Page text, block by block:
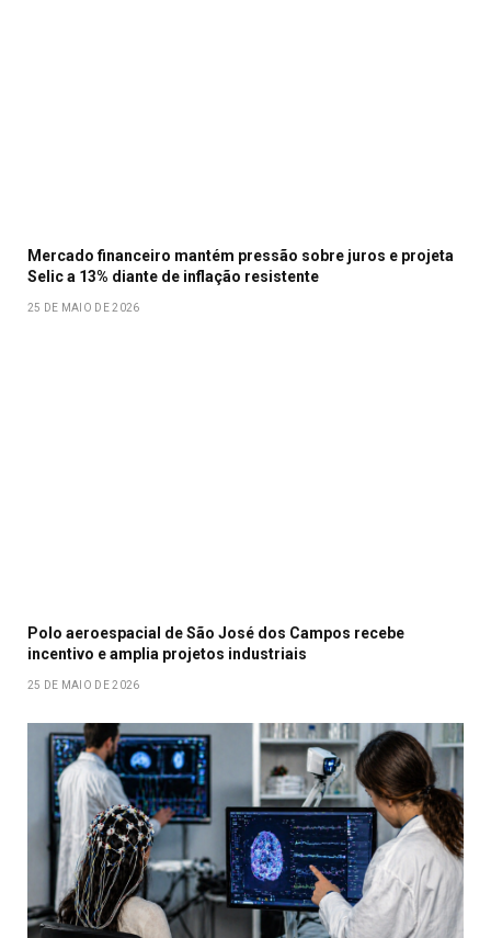
Mercado financeiro mantém pressão sobre juros e projeta
Selic a 13% diante de inflação resistente
25 DE MAIO DE 2026
Polo aeroespacial de São José dos Campos recebe
incentivo e amplia projetos industriais
25 DE MAIO DE 2026